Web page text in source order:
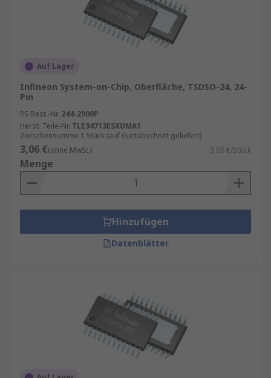
Auf Lager
Infineon System-on-Chip, Oberfläche, TSDSO-24, 24-
Pin
RS Best.-Nr. 244-2900P
Herst. Teile-Nr. TLE94713ESXUMA1
Zwischensumme 1 Stück (auf Gurtabschnitt geliefert)
3,06 €(ohne MwSt.) 3,06 €/Stück
Menge
Hinzufügen
Datenblätter